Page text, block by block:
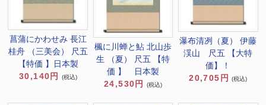
菖蒲にかわせみ 長江
桂舟 （三美会） 尺五
【特価 】日本製
30,140円
(税込)
楓に川蝉と鮎 北山歩
生 （夏） 尺五 【特
価 】 日本製
24,530円
(税込)
瀑布清冽（夏） 伊藤
渓山 尺五 【大特
価】！
20,705円 (税込)